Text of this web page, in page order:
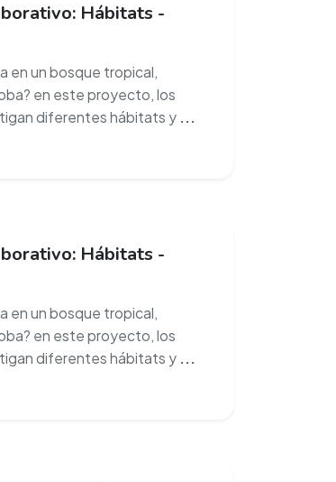
Hábitats -
en un bosque tropical,
en este proyecto, los
diferentes hábitats y ...
Hábitats -
en un bosque tropical,
en este proyecto, los
diferentes hábitats y ...